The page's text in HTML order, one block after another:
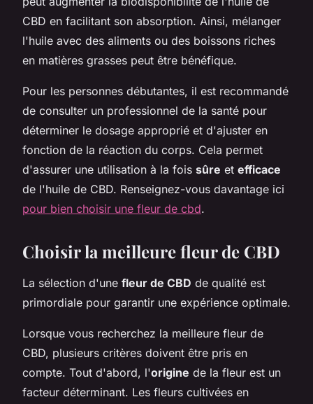
CBD en facilitant son absorption. Ainsi, mélanger
l'huile avec des aliments ou des boissons riches
en matières grasses peut être bénéfique.
Pour les personnes débutantes, il est recommandé
de consulter un professionnel de la santé pour
déterminer le dosage approprié et d'ajuster en
fonction de la réaction du corps. Cela permet
d'assurer une utilisation à la fois sûre et efficace
de l'huile de CBD. Renseignez-vous davantage ici
pour bien choisir une fleur de cbd.
Choisir la meilleure fleur de CBD
La sélection d'une fleur de CBD de qualité est
primordiale pour garantir une expérience optimale.
Lorsque vous recherchez la meilleure fleur de
CBD, plusieurs critères doivent être pris en
compte. Tout d'abord, l'origine de la fleur est un
facteur déterminant. Les fleurs cultivées en